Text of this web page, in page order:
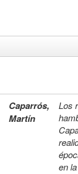
Caparrós,
Martín
Los
en